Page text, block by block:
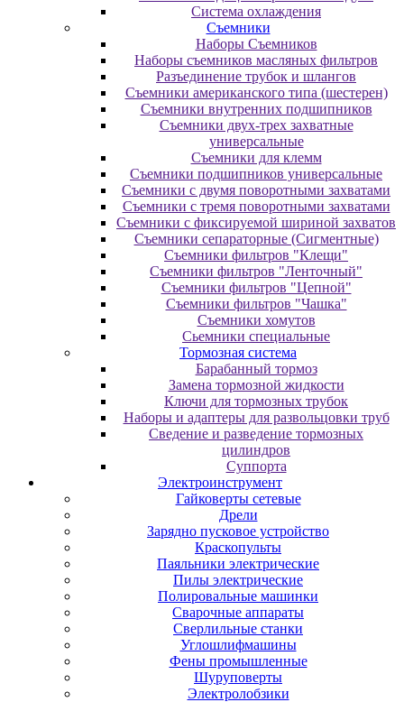
Система охлаждения
Съемники
Наборы Съемников
Наборы съемников масляных фильтров
Разъединение трубок и шлангов
Съемники американского типа (шестерен)
Съемники внутренних подшипников
Съемники двух-трех захватные
универсальные
Съемники для клемм
Съемники подшипников универсальные
Съемники с двумя поворотными захватами
Съемники с тремя поворотными захватами
Съемники с фиксируемой шириной захватов
Съемники сепараторные (Сигментные)
Съемники фильтров "Клещи"
Съемники фильтров "Ленточный"
Съемники фильтров "Цепной"
Съемники фильтров "Чашка"
Съемники хомутов
Сьемники специальные
Тормозная система
Барабанный тормоз
Замена тормозной жидкости
Ключи для тормозных трубок
Наборы и адаптеры для развольцовки труб
Сведение и разведение тормозных
цилиндров
Суппорта
Электроинструмент
Гайковерты сетевые
Дрели
Зарядно пусковое устройство
Краскопульты
Паяльники электрические
Пилы электрические
Полировальные машинки
Сварочные аппараты
Сверлильные станки
Углошлифмашины
Фены промышленные
Шуруповерты
Электролобзики